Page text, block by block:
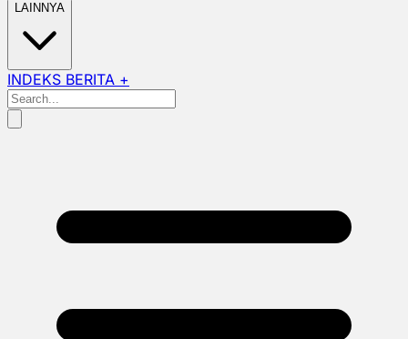
LAINNYA
INDEKS BERITA +